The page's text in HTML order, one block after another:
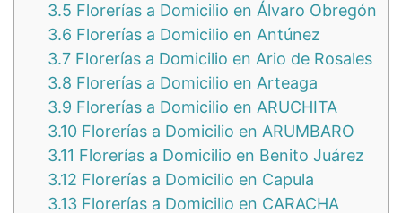
3.5 Florerías a Domicilio en Álvaro Obregón
3.6 Florerías a Domicilio en Antúnez
3.7 Florerías a Domicilio en Ario de Rosales
3.8 Florerías a Domicilio en Arteaga
3.9 Florerías a Domicilio en ARUCHITA
3.10 Florerías a Domicilio en ARUMBARO
3.11 Florerías a Domicilio en Benito Juárez
3.12 Florerías a Domicilio en Capula
3.13 Florerías a Domicilio en CARACHA